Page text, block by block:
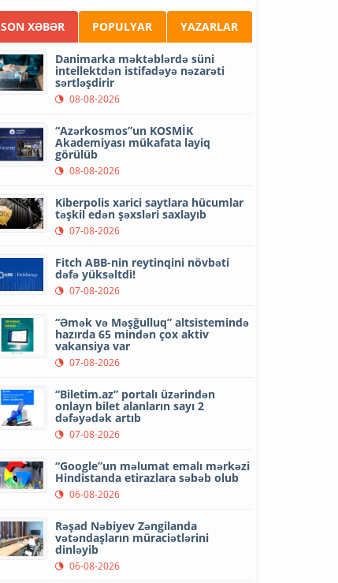
SON XƏBƏR POPULYAR YAZARLAR
Danimarka məktəblərdə süni
intellektdən istifadəyə nəzarəti
sərtləşdirir
08-08-2026
“Azərkosmos”un KOSMİK
Akademiyası mükafata layiq
görülüb
08-08-2026
Kiberpolis xarici saytlara hücumlar
təşkil edən şəxsləri saxlayıb
07-08-2026
Fitch ABB-nin reytinqini növbəti
dəfə yüksəltdi!
07-08-2026
“Əmək və Məşğulluq” altsistemində
hazırda 65 mindən çox aktiv
vakansiya var
07-08-2026
“Biletim.az” portalı üzərindən
onlayn bilet alanların sayı 2
dəfəyədək artıb
07-08-2026
“Google”un məlumat emalı mərkəzi
Hindistanda etirazlara səbəb olub
06-08-2026
Rəşad Nəbiyev Zəngilanda
vətəndaşların müraciətlərini
dinləyib
06-08-2026